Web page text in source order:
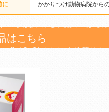
に かかりつけ動物病院から
はこちら